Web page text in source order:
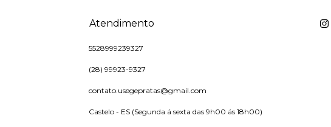
Atendimento
5528999239327
(28) 99923-9327
contato.usegepratas@gmail.com
Castelo - ES (Segunda á sexta das 9h00 ás 18h00)